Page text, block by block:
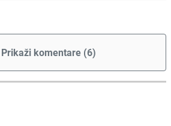
Prikaži komentare (6)